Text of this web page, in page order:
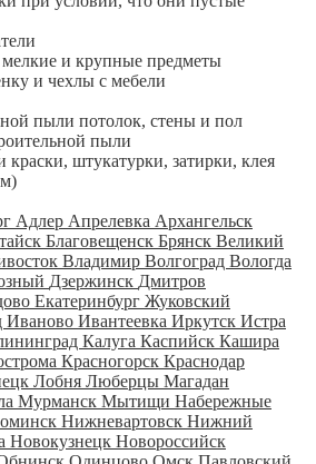
и крупные предметы
и чехлы с мебели
пыли потолок, стены и пол
пыли
штукатурки, затирки, клея
Адлер Апрелевка Архангельск
Благовещенск Брянск Великий
Владимир Волгоград Вологда
Дзержинск Дмитров
Екатеринбург Жуковский
Иваново Ивантеевка Иркутск Истра
Калуга Каспийск Кашира
Красногорск Краснодар
Лобня Люберцы Магадан
Мурманск Мытищи Набережные
Нижневартовск Нижний
Новокузнецк Новороссийск